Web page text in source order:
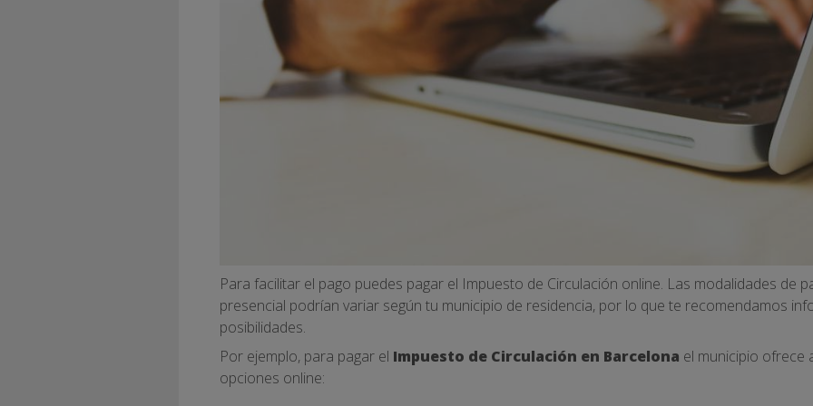
Para facilitar el pago puedes pagar el Impuesto de Circulación online. Las modalidades de
presencial podrían variar según tu municipio de residencia, por lo que te recomendamos
posibilidades.
Por ejemplo, para pagar el Impuesto de Circulación en Barcelona el municipio ofrece
opciones online: